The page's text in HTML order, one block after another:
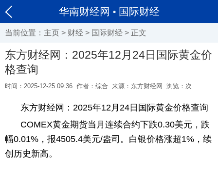
华南财经网 国际财经
当前位置： 主页 > 财经 > 国际财经 > 正文
东方财经网：2025年12月24日国际黄金价
格查询
时间：2025-12-25 09:36 作者：综合 来源：东方财经网 浏览： 次
东方财经网：2025年12月24日国际黄金价格查询
COMEX黄金期货当月连续合约下跌0.30美元，跌
幅0.01%，报4505.4美元/盎司。白银价格涨超1%，续
创历史新高。